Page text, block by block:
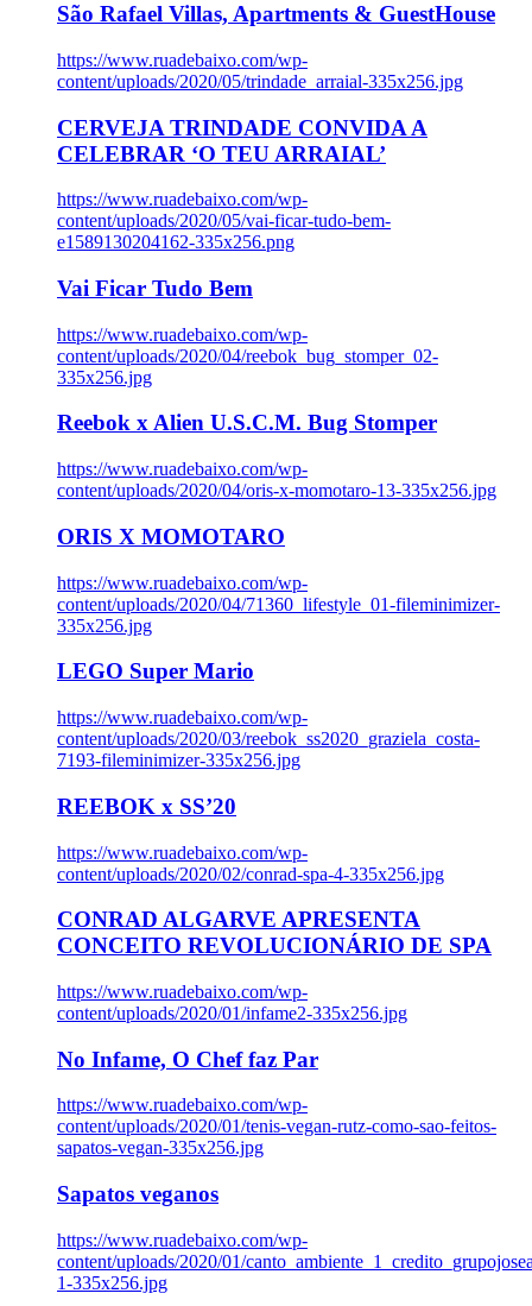
São Rafael Villas, Apartments & GuestHouse
https://www.ruadebaixo.com/wp-
content/uploads/2020/05/trindade_arraial-335x256.jpg
CERVEJA TRINDADE CONVIDA A
CELEBRAR ‘O TEU ARRAIAL’
https://www.ruadebaixo.com/wp-
content/uploads/2020/05/vai-ficar-tudo-bem-
e1589130204162-335x256.png
Vai Ficar Tudo Bem
https://www.ruadebaixo.com/wp-
content/uploads/2020/04/reebok_bug_stomper_02-
335x256.jpg
Reebok x Alien U.S.C.M. Bug Stomper
https://www.ruadebaixo.com/wp-
content/uploads/2020/04/oris-x-momotaro-13-335x256.jpg
ORIS X MOMOTARO
https://www.ruadebaixo.com/wp-
content/uploads/2020/04/71360_lifestyle_01-fileminimizer-
335x256.jpg
LEGO Super Mario
https://www.ruadebaixo.com/wp-
content/uploads/2020/03/reebok_ss2020_graziela_costa-
7193-fileminimizer-335x256.jpg
REEBOK x SS’20
https://www.ruadebaixo.com/wp-
content/uploads/2020/02/conrad-spa-4-335x256.jpg
CONRAD ALGARVE APRESENTA
CONCEITO REVOLUCIONÁRIO DE SPA
https://www.ruadebaixo.com/wp-
content/uploads/2020/01/infame2-335x256.jpg
No Infame, O Chef faz Par
https://www.ruadebaixo.com/wp-
content/uploads/2020/01/tenis-vegan-rutz-como-sao-feitos-
sapatos-vegan-335x256.jpg
Sapatos veganos
https://www.ruadebaixo.com/wp-
content/uploads/2020/01/
1-335x256.jpg